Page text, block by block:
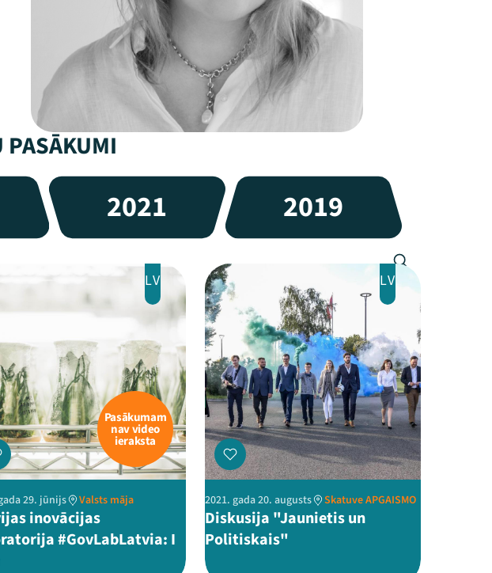
PASĀKUMI
2021 2019
LV
Pasākumam
nav video
ieraksta
29. jūnijs Valsts māja
inovācijas
#GovLabLatvia: I
LV
2021. gada 20. augusts Skatuve APGAISMO
Diskusija "Jaunietis un
Politiskais"